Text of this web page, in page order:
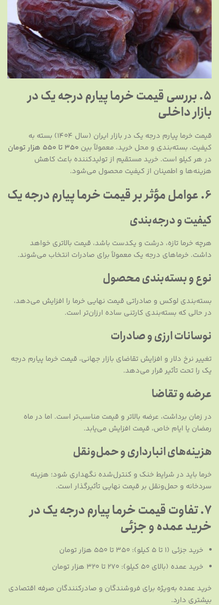
5. بررسی قیمت خرما پیارم درجه یک در
بازار داخلی
قیمت خرما پیارم درجه یک در بازار ایران (سال ۱۴۰۴) بسته به
کیفیت، بسته‌بندی و محل خرید، معمولاً بین ۳۵۰ تا ۵۵۰ هزار تومان
در هر کیلو است. خرید مستقیم از تولیدکننده باعث کاهش
هزینه‌ها و اطمینان از کیفیت محصول می‌شود.
6. عوامل مؤثر بر قیمت خرما پیارم درجه یک
کیفیت و درجه‌بندی
هرچه خرما تازه، درشت و یکدست باشد، قیمت بالاتری خواهد
داشت. خرماهای درجه یک معمولاً برای صادرات انتخاب می‌شوند.
نوع و بسته‌بندی محصول
بسته‌بندی لوکس و صادراتی قیمت نهایی خرما را افزایش می‌دهد،
در حالی که بسته‌بندی کارتنی ساده ارزان‌تر است.
نوسانات ارزی و صادرات
تغییر نرخ دلار و افزایش تقاضای بازار جهانی، قیمت خرما پیارم درجه
یک را تحت تأثیر قرار می‌دهد.
عرضه و تقاضا
در زمان برداشت، عرضه بالاتر و قیمت مناسب‌تر است. اما در ماه
رمضان یا ایام خاص، قیمت افزایش می‌یابد.
هزینه‌های انبارداری و حمل‌ونقل
خرما باید در شرایط خنک و کنترل‌شده نگهداری شود؛ هزینه
سردخانه و حمل‌ونقل بر قیمت نهایی تأثیرگذار است.
7. تفاوت قیمت خرما پیارم درجه یک در
خرید عمده و جزئی
خرید جزئی (۱ تا ۵ کیلو): ۳۵۰ تا ۵۵۰ هزار تومان
خرید عمده (بالای ۵۰ کیلو): ۲۷۰ تا ۳۲۰ هزار تومان
خرید عمده به‌ویژه برای فروشندگان و صادرکنندگان صرفه اقتصادی
بیشتری دارد.